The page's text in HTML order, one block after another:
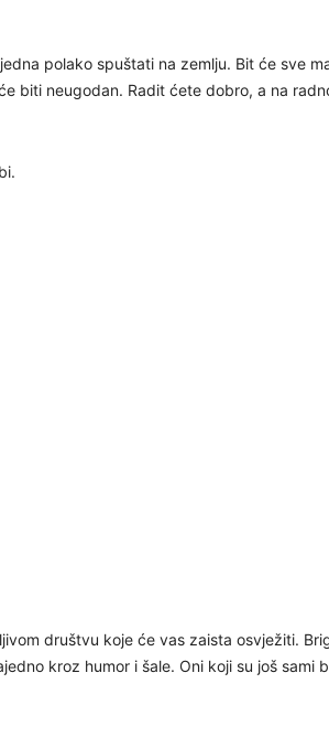
polako spuštati na zemlju. Bit će sve
biti neugodan. Radit ćete dobro, a na
društvu koje će vas zaista osvježiti.
kroz humor i šale. Oni koji su još sami